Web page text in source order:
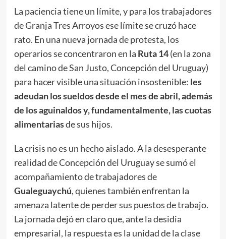
La paciencia tiene un límite, y para los trabajadores
de Granja Tres Arroyos ese límite se cruzó hace
rato. En una nueva jornada de protesta, los
operarios se concentraron en la Ruta 14(en la zona
del camino de San Justo, Concepción del Uruguay)
para hacer visible una situación insostenible: les
adeudan los sueldos desde el mes de abril, además
de los aguinaldos y, fundamentalmente, las cuotas
alimentariasde sus hijos.
La crisis no es un hecho aislado. A la desesperante
realidad de Concepción del Uruguay se sumó el
acompañamiento de trabajadores de
Gualeguaychú, quienes también enfrentan la
amenaza latente de perder sus puestos de trabajo.
La jornada dejó en claro que, ante la desidia
empresarial, la respuesta es la unidad de la clase